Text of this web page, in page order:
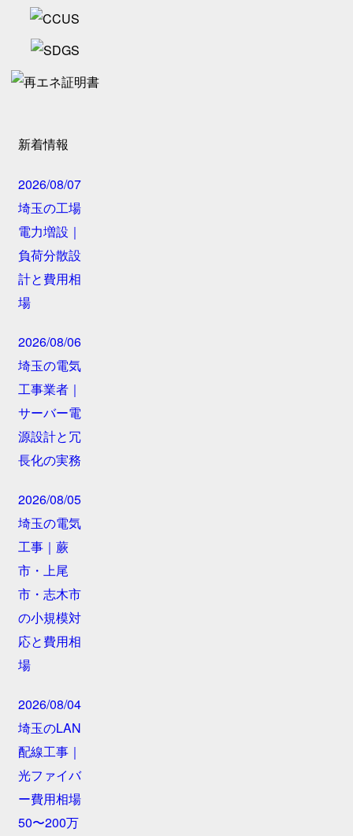
新着情報
2026/08/07
埼玉の工場
電力増設｜
負荷分散設
計と費用相
場
2026/08/06
埼玉の電気
工事業者｜
サーバー電
源設計と冗
長化の実務
2026/08/05
埼玉の電気
工事｜蕨
市・上尾
市・志木市
の小規模対
応と費用相
場
2026/08/04
埼玉のLAN
配線工事｜
光ファイバ
ー費用相場
50〜200万